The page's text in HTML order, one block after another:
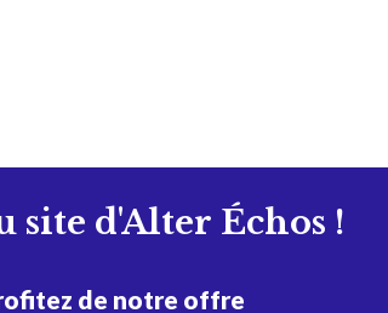
site d'Alter Échos !
de notre offre